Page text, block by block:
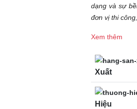
dạng và sự
đơn vị thi
Xem thêm
Xuất
Hiệu